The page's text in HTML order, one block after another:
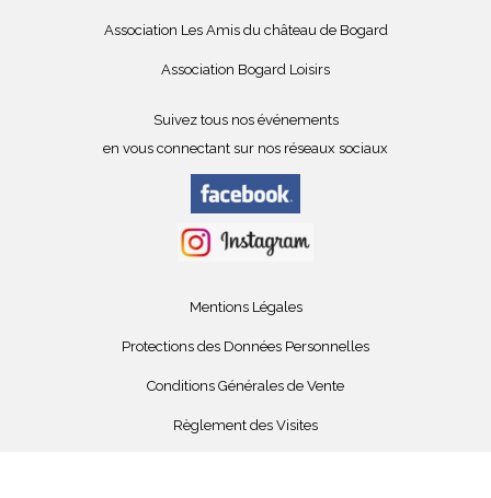
Association Les Amis du château de Bogard
Association Bogard Loisirs
Suivez tous nos événements
en vous connectant sur nos réseaux sociaux
Mentions Légales
Protections des Données Personnelles
Conditions Générales de Vente
Règlement des Visites